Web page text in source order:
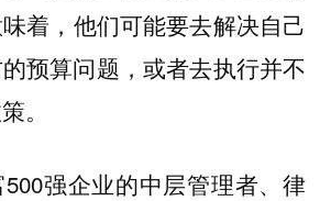
着，他们可能要去解决自己
预算问题，或者去执行并不
。
强企业的中层管理者、律